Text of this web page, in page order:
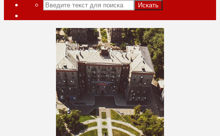
Искать